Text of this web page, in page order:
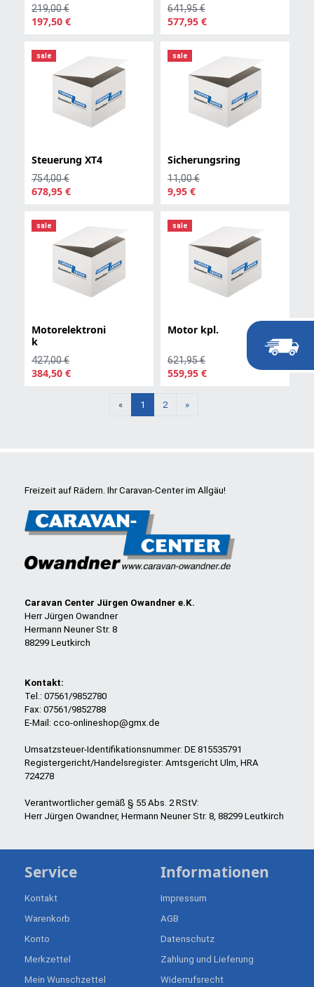
219,00 €
197,50 €
641,95 €
577,95 €
sale
Steuerung XT4
754,00 €
678,95 €
sale
Sicherungsring
11,00 €
9,95 €
sale
Motorelektroni
k
427,00 €
384,50 €
sale
Motor kpl.
621,95 €
559,95 €
« 1 2 »Weiter
Freizeit auf Rädern. Ihr Caravan-Center im Allgäu!
Caravan Center Jürgen Owandner e.K.
Herr Jürgen Owandner
Hermann Neuner Str. 8
88299 Leutkirch
Kontakt:
Tel.: 07561/9852780
Fax: 07561/9852788
E-Mail: cco-onlineshop@gmx.de
Umsatzsteuer-Identifikationsnummer: DE 815535791
Registergericht/Handelsregister: Amtsgericht Ulm, HRA
724278
Verantwortlicher gemäß § 55 Abs. 2 RStV:
Herr Jürgen Owandner, Hermann Neuner Str. 8, 88299 Leutkirch
Service
Kontakt
Warenkorb
Konto
Merkzettel
Mein Wunschzettel
Informationen
Impressum
AGB
Datenschutz
Zahlung und Lieferung
Widerrufsrecht